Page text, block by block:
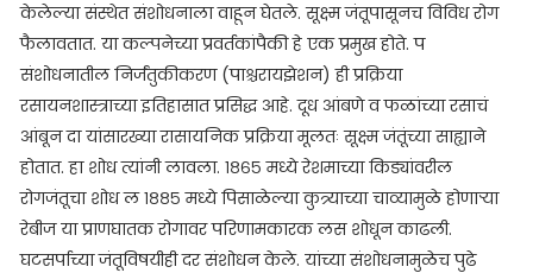
केलेल्या संस्थेत संशोधनाला वाहून घेतले. सूक्ष्म जंतूपासूनच विविध रोग
फैलावतात. या कल्पनेच्या प्रवर्तकांपैकी हे एक प्रमुख होते. प
संशोधनातील निर्जंतुकीकरण (पाश्चरायझेशन) ही प्रक्रिया
रसायनशास्त्राच्या इतिहासात प्रसिद्ध आहे. दूध आंबणे व फळांच्या रसाचं
आंबून दा यांसारख्या रासायनिक प्रक्रिया मूलतः सूक्ष्म जंतूंच्या साह्याने
होतात. हा शोध त्यांनी लावला. १८६५ मध्ये रेशमाच्या किड्यांवरील
रोगजंतूचा शोध ल १८८५ मध्ये पिसाळेल्या कुत्र्याच्या चाव्यामुळे होणाऱ्या
रेबीज या प्राणघातक रोगावर परिणामकारक लस शोधून काढली.
घटसर्पाच्या जंतूविषयीही दर संशोधन केले. यांच्या संशोधनामुळेच पुढे